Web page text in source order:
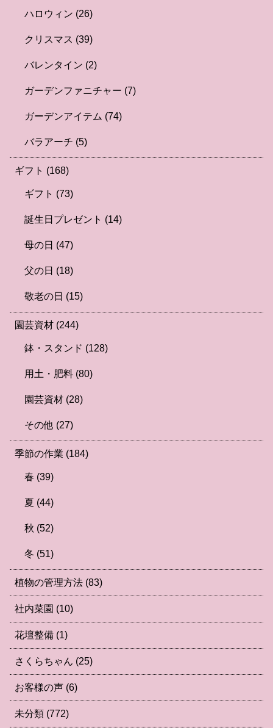
ハロウィン (26)
クリスマス (39)
バレンタイン (2)
ガーデンファニチャー (7)
ガーデンアイテム (74)
バラアーチ (5)
ギフト (168)
ギフト (73)
誕生日プレゼント (14)
母の日 (47)
父の日 (18)
敬老の日 (15)
園芸資材 (244)
鉢・スタンド (128)
用土・肥料 (80)
園芸資材 (28)
その他 (27)
季節の作業 (184)
春 (39)
夏 (44)
秋 (52)
冬 (51)
植物の管理方法 (83)
社内菜園 (10)
花壇整備 (1)
さくらちゃん (25)
お客様の声 (6)
未分類 (772)